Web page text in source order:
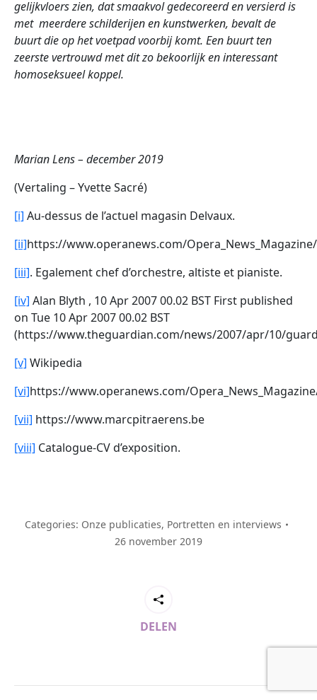
gelijkvloers zien, dat smaakvol gedecoreerd en versierd is
met meerdere schilderijenen kunstwerken, bevalt de
buurt die op het voetpad voorbij komt. Een buurt ten
zeerste vertrouwd met dit zo bekoorlijk en interessant
homoseksueel koppel.
Marian Lens – december 2019
(Vertaling – Yvette Sacré)
[i] Au-dessus de l’actuel magasin Delvaux.
[ii]https://www.operanews.com/
[iii]. Egalement chef d’orchestre, altiste et pianiste.
[iv] Alan Blyth , 10 Apr 2007 00.02 BST First published
on Tue 10 Apr 2007 00.02 BST
(https://www.theguardian.com/news/2007/apr/10/
[v] Wikipedia
[vi]https://www.operanews.com/
[vii] https://www.marcpitraerens.be
[viii] Catalogue-CV d’exposition.
Categories: Onze publicaties, Portretten en interviews
26 november 2019
DELEN
Post